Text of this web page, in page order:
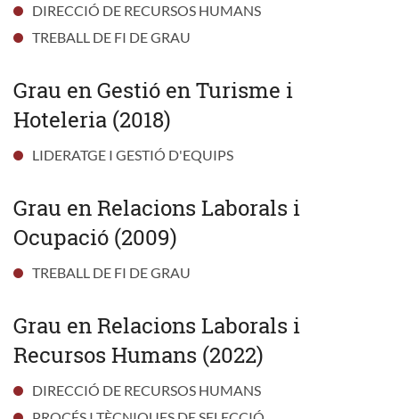
DIRECCIÓ DE RECURSOS HUMANS
TREBALL DE FI DE GRAU
Grau en Gestió en Turisme i
Hoteleria (2018)
LIDERATGE I GESTIÓ D'EQUIPS
Grau en Relacions Laborals i
Ocupació (2009)
TREBALL DE FI DE GRAU
Grau en Relacions Laborals i
Recursos Humans (2022)
DIRECCIÓ DE RECURSOS HUMANS